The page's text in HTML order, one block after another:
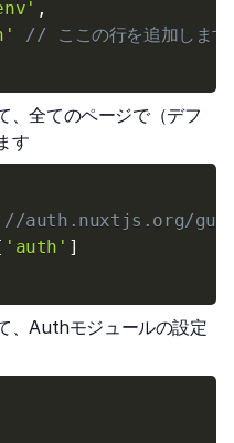
,
// ここの行を追加します
、全てのページで（デフ
す
auth.nuxtjs.org/
'auth' ]
、Authモジュールの設定